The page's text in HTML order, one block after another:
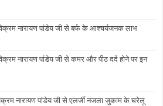
नारायण पांडेय जी से बर्फ के आश्चर्यजनक लाभ
नारायण पांडेय जी से कमर और पीठ दर्द होने पर इन
नारायण पांडेय जी से एलर्जी नजला जुकाम के घरेलू